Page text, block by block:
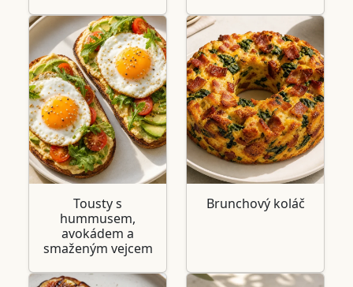
Tousty s
hummusem,
avokádem a
smaženým vejcem
Brunchový koláč